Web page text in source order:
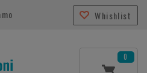
Whishlist
0